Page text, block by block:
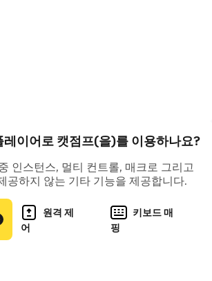
나 스와이프만으로 쉽게 조작할 수 있
즐길 수 있습니다.
는 방법
자원 중 하나인
이어로 캣점프(을)를 이용하나요?
인스턴스, 멀티 컨트롤, 매크로 그리고
공하지 않는 기타 기능을 제공합니다.
원격 제
어
키보드 매
핑